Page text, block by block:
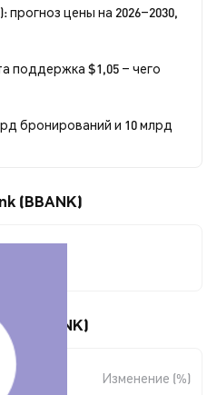
прогноз цены на 2026–2030,
поддержка $1,05 – чего
бронирований и 10 млрд
(BBANK)
(BBANK)
Изменение (%)